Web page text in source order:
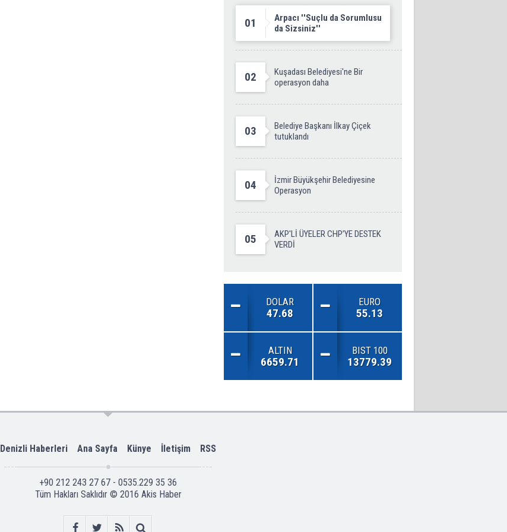
01
Arpacı ''Suçlu da Sorumlusu
da Sizsiniz''
02
Kuşadası Belediyesi'ne Bir
operasyon daha
03
Belediye Başkanı İlkay Çiçek
tutuklandı
04
İzmir Büyükşehir Belediyesine
Operasyon
05
AKP'Lİ ÜYELER CHP’YE DESTEK
VERDİ
DOLAR
47.68
EURO
55.13
ALTIN
6659.71
BIST 100
13779.39
Denizli Haberleri Ana Sayfa Künye İletişim RSS
+90 212 243 27 67 - 0535.229 35 36
Tüm Hakları Saklıdır © 2016 Akis Haber